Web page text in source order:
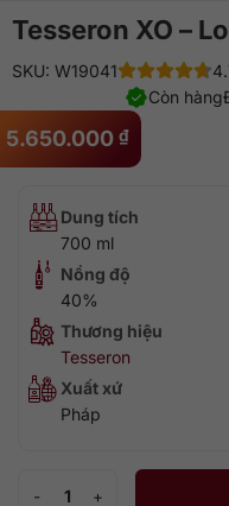
Tesseron XO –
5.650.000 ₫
SKU: W19041
Còn hàng
Dung tích
700 ml
Nồng độ
40%
Thương hiệu
Tesseron
Xuất xứ
Pháp